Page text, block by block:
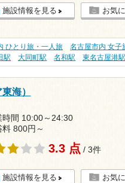
施設情報を見る お気
ひとり旅・一人旅
名古屋市内 女子
駅 大同町駅 名和駅 東名古屋港駅
海）
時間 10:00～24:30
料 800円～
3.3 点 / 3件
施設情報を見る お気